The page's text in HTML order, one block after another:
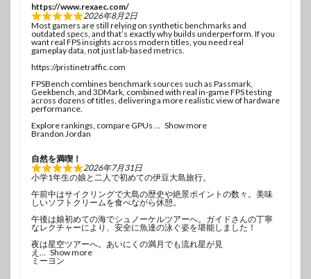
https://www.rexaec.com/
2026年8月2日
Most gamers are still relying on synthetic benchmarks and
outdated specs, and that’s exactly why builds underperform. If you
want real FPS insights across modern titles, you need real
gameplay data, not just lab-based metrics.
https://pristinetraffic.com
FPSBench combines benchmark sources such as Passmark,
Geekbench, and 3DMark, combined with real in-game FPS testing
across dozens of titles, delivering a more realistic view of hardware
performance.
Explore rankings, compare GPUs
Show more
Brandon Jordan
自然を満喫！
2026年7月31日
小学1年生の娘と二人で初めての伊豆大島旅行。
午前中はサイクリングで大島の歴史や絶景ポイントの数々。美味
しいソフトクリームを食べながら休憩。
午後は娘初めての海でシュノーケルツアーへ。ガイドさんの丁寧
なレクチャーにより、安全に魚達の泳ぐ姿を堪能しました！
夜は星空ツアーへ。あいにくの満月でも流れ星が見
え
Show more
ミーヨン